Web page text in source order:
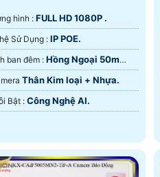
hình : FULL HD 1080P .
®️ Công Nghệ Sử Dụng : IP POE.
🌛 Hình ảnh ban đêm : Hồng Ngoại 50m
Smart IR.
Thân Kim loại + Nhựa.
️💫 Điểm Nỗi Bật : Công Nghệ AI.